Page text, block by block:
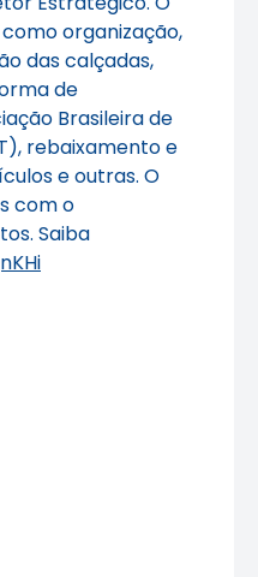
organização,
das calçadas,
de
Brasileira de
rebaixamento e
e outras. O
com o
Saiba